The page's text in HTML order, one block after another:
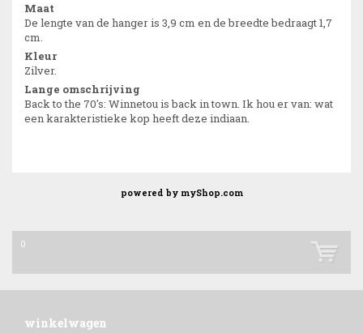
Maat
De lengte van de hanger is 3,9 cm en de breedte bedraagt 1,7
cm.
Kleur
Zilver.
Lange omschrijving
Back to the 70's: Winnetou is back in town. Ik hou er van: wat
een karakteristieke kop heeft deze indiaan.
powered by myShop.com
0
winkelwagen